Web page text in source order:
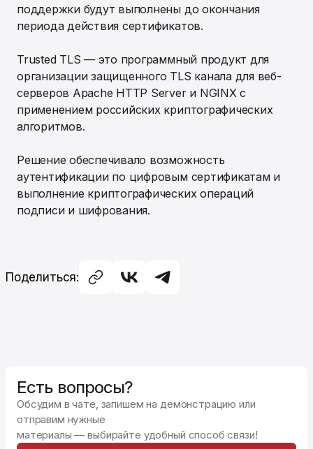
поддержки будут выполнены до окончания
периода действия сертификатов.
Trusted TLS — это программный продукт для
организации защищенного TLS канала для веб-
серверов Apache HTTP Server и NGINX с
применением российских криптографических
алгоритмов.
Решение обеспечивало возможность
аутентификации по цифровым сертификатам и
выполнение криптографических операций
подписи и шифрования.
Поделиться:
Есть вопросы?
Обсудим в чате, запишем на демонстрацию или
отправим нужные
материалы — выбирайте удобный способ связи!